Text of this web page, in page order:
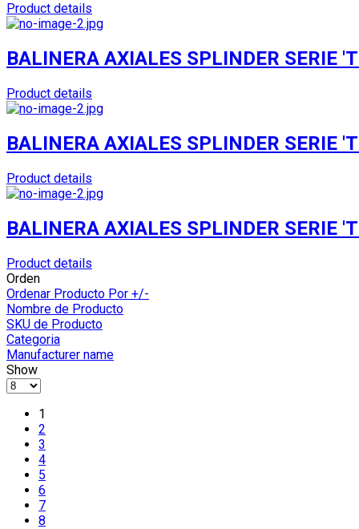
Product details
BALINERA AXIALES SPLINDER SERIE
Product details
BALINERA AXIALES SPLINDER SERIE
Product details
BALINERA AXIALES SPLINDER SERIE
Product details
Orden
Ordenar Producto Por +/-
Nombre de Producto
SKU de Producto
Categoria
Manufacturer name
Show
1
2
3
4
5
6
7
8